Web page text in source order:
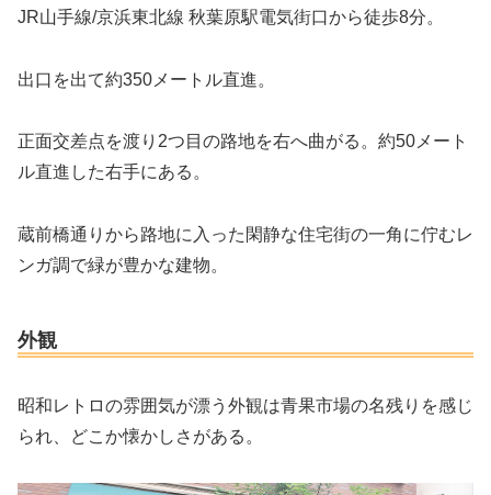
JR山手線/京浜東北線 秋葉原駅電気街口から徒歩8分。
出口を出て約350メートル直進。
正面交差点を渡り2つ目の路地を右へ曲がる。約50メート
ル直進した右手にある。
蔵前橋通りから路地に入った閑静な住宅街の一角に佇むレ
ンガ調で緑が豊かな建物。
外観
昭和レトロの雰囲気が漂う外観は青果市場の名残りを感じ
られ、どこか懐かしさがある。